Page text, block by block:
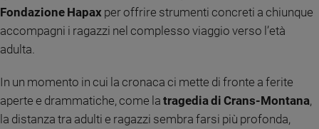
Diritti
valore
della
settimana
Migranti
Fondazione Hapax per offrire strumenti concreti a chiunque
accompagni i ragazzi nel complesso viaggio verso l’età
adulta.
In un momento in cui la cronaca ci mette di fronte a ferite
aperte e drammatiche, come la tragedia di Crans-Montana,
la distanza tra adulti e ragazzi sembra farsi più profonda,